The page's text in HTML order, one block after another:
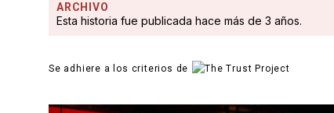
ARCHIVO
Esta historia fue publicada hace más de 3 años.
Se adhiere a los criterios de